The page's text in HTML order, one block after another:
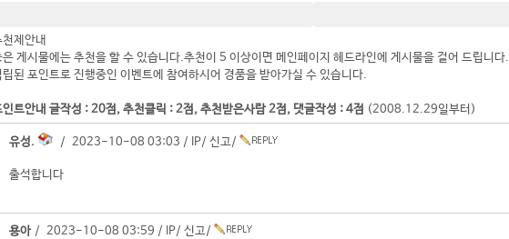
천제안내
은 게시물에는 추천을 할 수 있습니다.추천이 5 이상이면 메인페이지 헤드라인에 게시물을 걸어 드립니다.
립된 포인트로 진행중인 이벤트에 참여하시어 경품을 받아가실 수 있습니다.
인트안내 글작성 : 20점, 추천클릭 : 2점, 추천받은사람 2점, 댓글작성 : 4점 (2008.12.29일부터)
유성. / 2023-10-08 03:03 / IP/ 신고/
출석합니다
용아 / 2023-10-08 03:59 / IP/ 신고/